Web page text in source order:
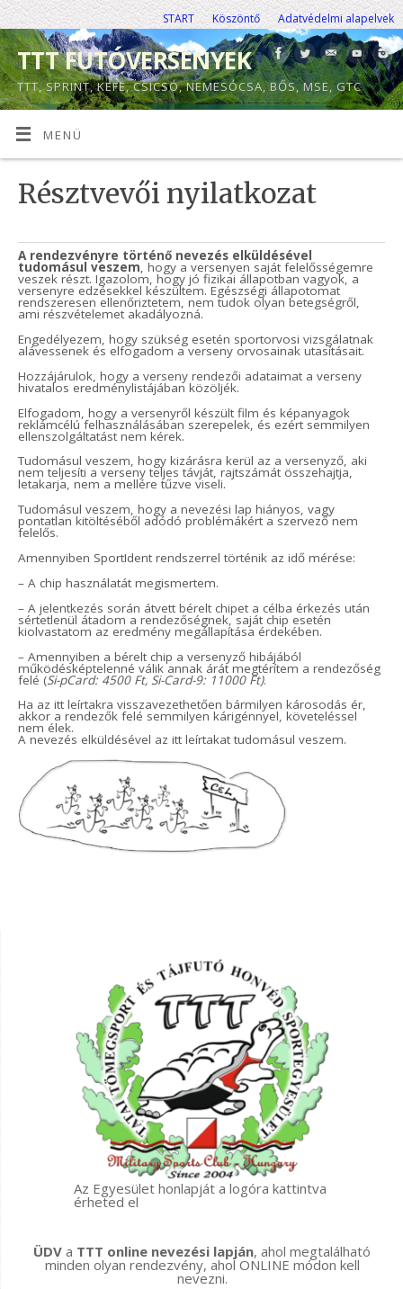
START Köszöntő Adatvédelmi alapelvek
TTT FUTÓVERSENYEK
TTT, SPRINT, KEFE, CSICSÓ, NEMESÓCSA, BŐS, MSE, GTC
MENÜ
Résztvevői nyilatkozat
A rendezvényre történő nevezés elküldésével
tudomásul veszem, hogy a versenyen saját felelősségemre
veszek részt. Igazolom, hogy jó fizikai állapotban vagyok, a
versenyre edzésekkel készültem. Egészségi állapotomat
rendszeresen ellenőriztetem, nem tudok olyan betegségről,
ami részvételemet akadályozná.
Engedélyezem, hogy szükség esetén sportorvosi vizsgálatnak
alávessenek és elfogadom a verseny orvosainak utasításait.
Hozzájárulok, hogy a verseny rendezői adataimat a verseny
hivatalos eredménylistájában közöljék.
Elfogadom, hogy a versenyről készült film és képanyagok
reklámcélú felhasználásában szerepelek, és ezért semmilyen
ellenszolgáltatást nem kérek.
Tudomásul veszem, hogy kizárásra kerül az a versenyző, aki
nem teljesíti a verseny teljes távját, rajtszámát összehajtja,
letakarja, nem a mellére tűzve viseli.
Tudomásul veszem, hogy a nevezési lap hiányos, vagy
pontatlan kitöltéséből adódó problémákért a szervező nem
felelős.
Amennyiben SportIdent rendszerrel történik az idő mérése:
– A chip használatát megismertem.
– A jelentkezés során átvett bérelt chipet a célba érkezés után
sértetlenül átadom a rendezőségnek, saját chip esetén
kiolvastatom az eredmény megállapítása érdekében.
– Amennyiben a bérelt chip a versenyző hibájából
működésképtelenné válik annak árát megtérítem a rendezőség
felé (Si-pCard: 4500 Ft, Si-Card-9: 11000 Ft).
Ha az itt leírtakra visszavezethetően bármilyen károsodás ér,
akkor a rendezők felé semmilyen kárigénnyel, követeléssel
nem élek.
A nevezés elküldésével az itt leírtakat tudomásul veszem.
Az Egyesület honlapját a logóra kattintva
érheted el
ÜDV a TTT online nevezési lapján, ahol megtalálható
minden olyan rendezvény, ahol ONLINE módon kell
nevezni.